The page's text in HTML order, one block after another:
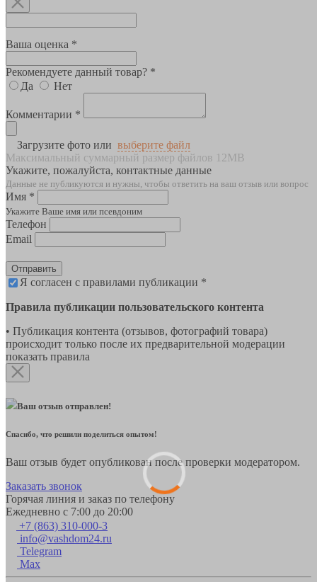
Ваша оценка *
Рекомендуете данный товар? *
Да
Нет
Комментарии *
Загрузите фото или выберите файл
Максимальный суммарный размер файлов 12MB
Укажите, пожалуйста, контактные данные
Данные не публикуются и нужны, чтобы ответить на ваш отзыв или вопрос
Имя *
Укажите Ваше имя или псевдоним
Телефон
Email
Отправить
Я согласен с правилами публикации *
Правила публикации пользовательского контента
• Публикация контента (отзывов, фотографий товара)
происходит только после их предварительной модерации
показать правила
Ваш отзыв отправлен!
Спасибо, что решили поделиться опытом!
Ваш отзыв будет опубликован после проверки модератором.
Заказать звонок
Горячая линия и заказ по телефону
Ежедневно с 7:00 до 20:00
+7 (863) 310-000-3
info@vashdom24.ru
Telegram
Max